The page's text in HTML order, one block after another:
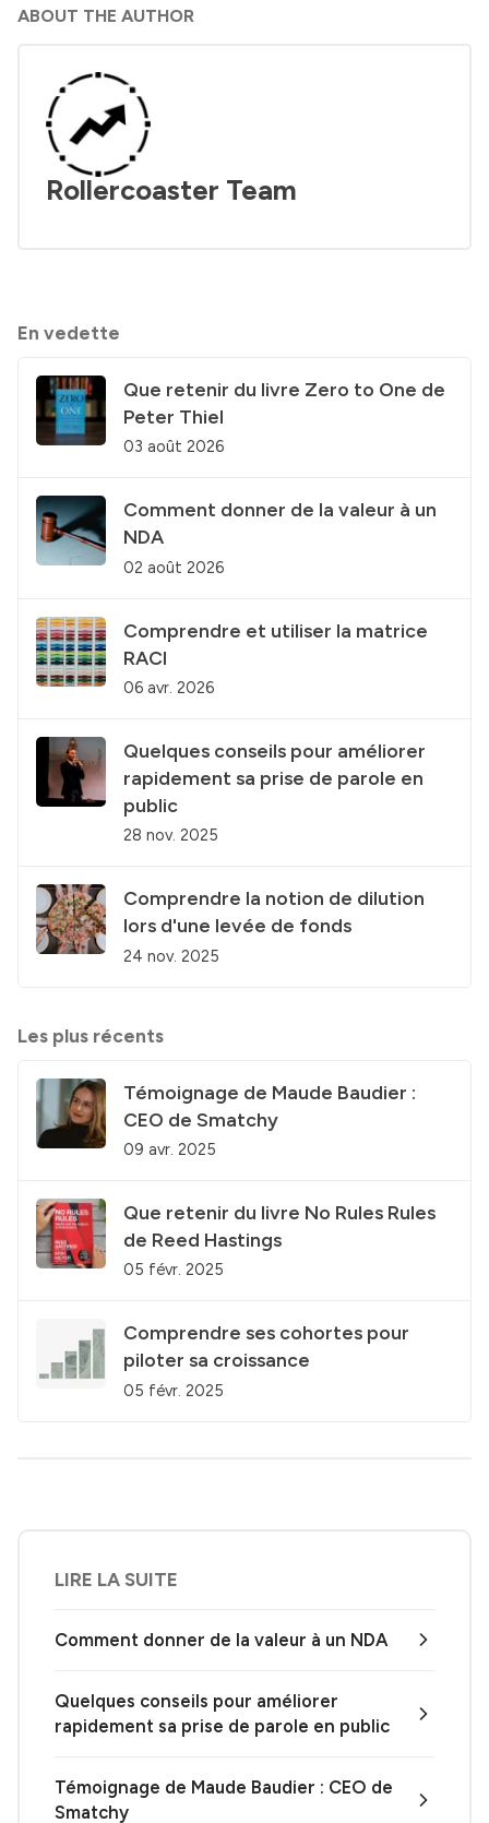
ABOUT THE AUTHOR
Rollercoaster Team
En vedette
Que retenir du livre Zero to One de
Peter Thiel
03 août 2026
Comment donner de la valeur à un
NDA
02 août 2026
Comprendre et utiliser la matrice
RACI
06 avr. 2026
Quelques conseils pour améliorer
rapidement sa prise de parole en
public
28 nov. 2025
Comprendre la notion de dilution
lors d'une levée de fonds
24 nov. 2025
Les plus récents
Témoignage de Maude Baudier :
CEO de Smatchy
09 avr. 2025
Que retenir du livre No Rules Rules
de Reed Hastings
05 févr. 2025
Comprendre ses cohortes pour
piloter sa croissance
05 févr. 2025
LIRE LA SUITE
Comment donner de la valeur à un NDA
Quelques conseils pour améliorer
rapidement sa prise de parole en public
Témoignage de Maude Baudier : CEO de
Smatchy